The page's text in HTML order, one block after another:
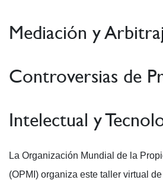
Mediación y
Controversias de
Intelectual y
La Organización Mundial de la
(OPMI) organiza este taller virtual